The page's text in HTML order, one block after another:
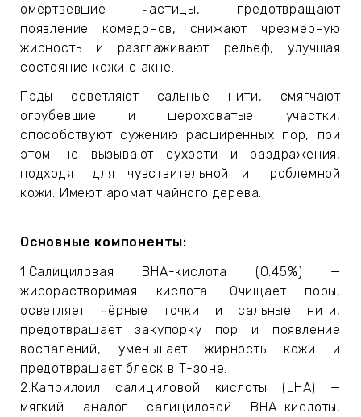
И
ТЕЙПЫ
keyboard_arrow_right
омертвевшие частицы, предотвращают
появление комедонов, снижают чрезмерную
жирность и разглаживают рельеф, улучшая
состояние кожи с акне.
Пэды осветляют сальные нити, смягчают
огрубевшие и шероховатые участки,
способствуют сужению расширенных пор, при
этом не вызывают сухости и раздражения,
подходят для чувствительной и проблемной
кожи. Имеют аромат чайного дерева.
Основные компоненты:
1.Салициловая BHA-кислота (0.45%) —
жирорастворимая кислота. Очищает поры,
осветляет чёрные точки и сальные нити,
предотвращает закупорку пор и появление
воспалений, уменьшает жирность кожи и
предотвращает блеск в Т-зоне.
2.Каприлоил салициловой кислоты (LHA) —
мягкий аналог салициловой BHA-кислоты,